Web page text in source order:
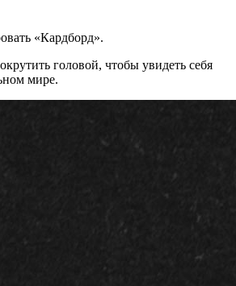
«Кардборд».
головой, чтобы увидеть себя
мире.